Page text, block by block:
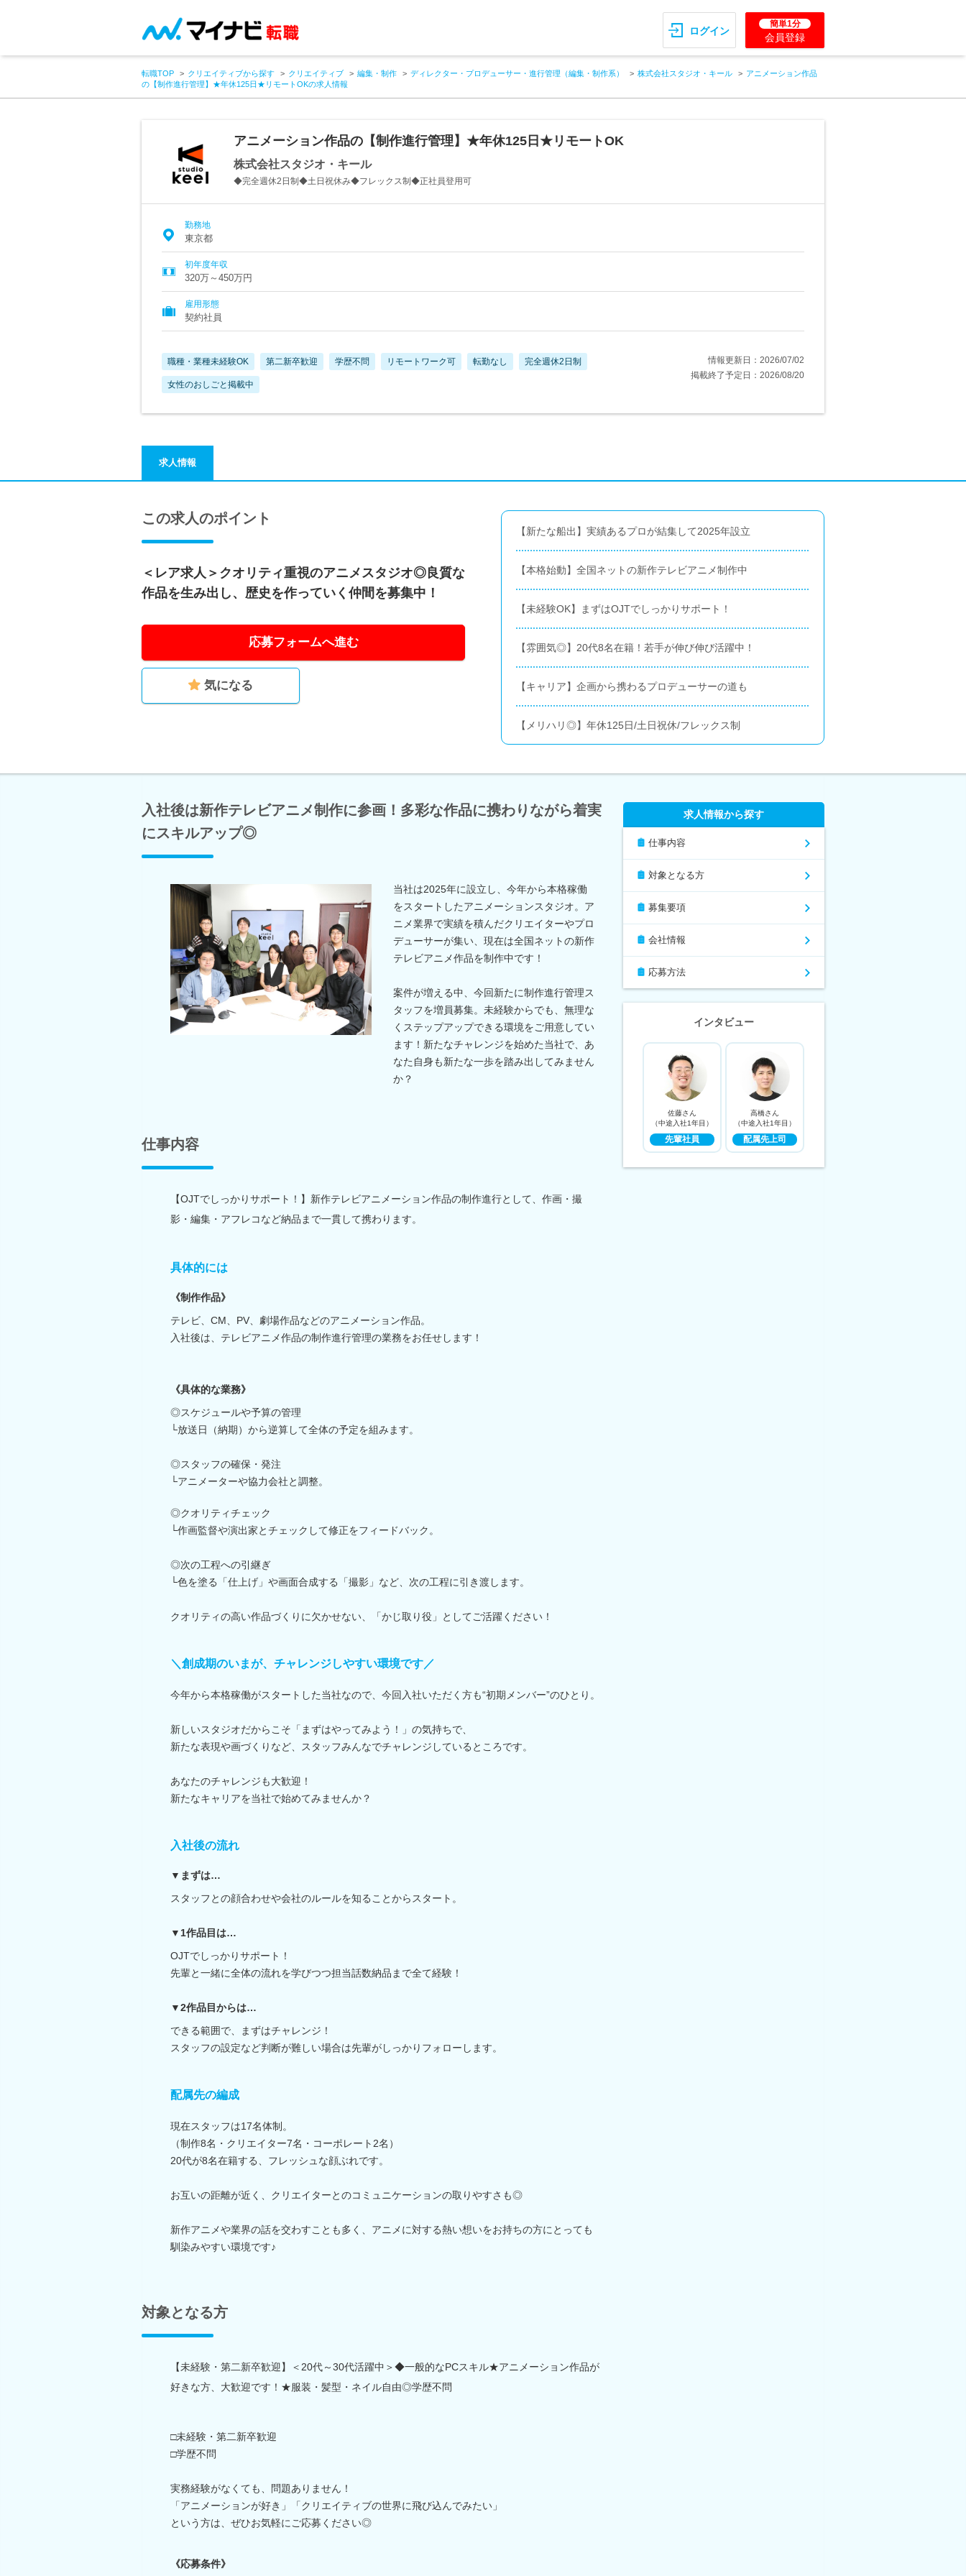
ログイン
簡単1分
会員登録
転職TOP クリエイティブから探す クリエイティブ 編集・制作 ディレクター・プロデューサー・進行管理（編集・制作系） 株式会社スタジオ・キール
アニメーション作品
の【制作進行管理】★年休125日★リモートOKの求人情報
アニメーション作品の【制作進行管理】★年休125日★リモートOK
株式会社スタジオ・キール
◆完全週休2日制◆土日祝休み◆フレックス制◆正社員登用可
勤務地
東京都
初年度年収
320万～450万円
雇用形態
契約社員
職種・業種未経験OK 第二新卒歓迎 学歴不問 リモートワーク可 転勤なし 完全週休2日制
女性のおしごと掲載中
情報更新日：2026/07/02
掲載終了予定日：2026/08/20
求人情報
この求人のポイント
＜レア求人＞クオリティ重視のアニメスタジオ◎良質な
作品を生み出し、歴史を作っていく仲間を募集中！
応募フォームへ進む
気になる
【新たな船出】実績あるプロが結集して2025年設立
【本格始動】全国ネットの新作テレビアニメ制作中
【未経験OK】まずはOJTでしっかりサポート！
【雰囲気◎】20代8名在籍！若手が伸び伸び活躍中！
【キャリア】企画から携わるプロデューサーの道も
【メリハリ◎】年休125日/土日祝休/フレックス制
入社後は新作テレビアニメ制作に参画！多彩な作品に携わりながら着実
にスキルアップ◎
当社は2025年に設立し、今年から本格稼働
をスタートしたアニメーションスタジオ。ア
ニメ業界で実績を積んだクリエイターやプロ
デューサーが集い、現在は全国ネットの新作
テレビアニメ作品を制作中です！
案件が増える中、今回新たに制作進行管理ス
タッフを増員募集。未経験からでも、無理な
くステップアップできる環境をご用意してい
ます！新たなチャレンジを始めた当社で、あ
なた自身も新たな一歩を踏み出してみません
か？
仕事内容
【OJTでしっかりサポート！】新作テレビアニメーション作品の制作進行として、作画・撮
影・編集・アフレコなど納品まで一貫して携わります。
具体的には
《制作作品》
テレビ、CM、PV、劇場作品などのアニメーション作品。
入社後は、テレビアニメ作品の制作進行管理の業務をお任せします！
《具体的な業務》
◎スケジュールや予算の管理
└放送日（納期）から逆算して全体の予定を組みます。
◎スタッフの確保・発注
└アニメーターや協力会社と調整。
◎クオリティチェック
└作画監督や演出家とチェックして修正をフィードバック。
◎次の工程への引継ぎ
└色を塗る「仕上げ」や画面合成する「撮影」など、次の工程に引き渡します。
クオリティの高い作品づくりに欠かせない、「かじ取り役」としてご活躍ください！
＼創成期のいまが、チャレンジしやすい環境です／
今年から本格稼働がスタートした当社なので、今回入社いただく方も“初期メンバー”のひとり。
新しいスタジオだからこそ「まずはやってみよう！」の気持ちで、
新たな表現や画づくりなど、スタッフみんなでチャレンジしているところです。
あなたのチャレンジも大歓迎！
新たなキャリアを当社で始めてみませんか？
入社後の流れ
▼まずは…
スタッフとの顔合わせや会社のルールを知ることからスタート。
▼1作品目は…
OJTでしっかりサポート！
先輩と一緒に全体の流れを学びつつ担当話数納品まで全て経験！
▼2作品目からは…
できる範囲で、まずはチャレンジ！
スタッフの設定など判断が難しい場合は先輩がしっかりフォローします。
配属先の編成
現在スタッフは17名体制。
（制作8名・クリエイター7名・コーポレート2名）
20代が8名在籍する、フレッシュな顔ぶれです。
お互いの距離が近く、クリエイターとのコミュニケーションの取りやすさも◎
新作アニメや業界の話を交わすことも多く、アニメに対する熱い想いをお持ちの方にとっても
馴染みやすい環境です♪
対象となる方
【未経験・第二新卒歓迎】＜20代～30代活躍中＞◆一般的なPCスキル★アニメーション作品が
好きな方、大歓迎です！★服装・髪型・ネイル自由◎学歴不問
□未経験・第二新卒歓迎
□学歴不問
実務経験がなくても、問題ありません！
「アニメーションが好き」「クリエイティブの世界に飛び込んでみたい」
という方は、ぜひお気軽にご応募ください◎
《応募条件》
求人情報から探す
仕事内容
対象となる方
募集要項
会社情報
応募方法
インタビュー
佐藤さん
（中途入社1年目）
先輩社員
高橋さん
（中途入社1年目）
配属先上司